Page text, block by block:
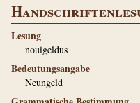
Lesung
nouigeldus
Bedeutungsangabe
Neungeld